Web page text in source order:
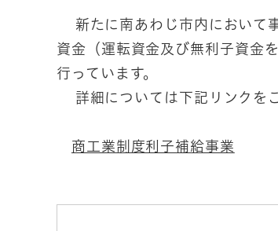
新たに南あわじ市内において
資金（運転資金及び無利子資金
行っています。
詳細については下記リンクを
商工業制度利子補給事業